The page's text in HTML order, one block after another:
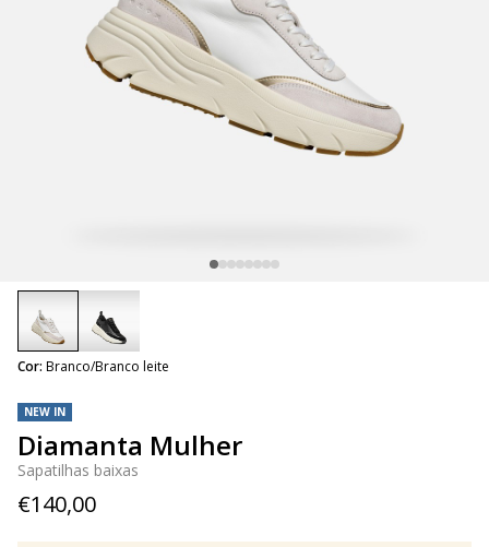
NEW IN
Diamanta Mulher
Sapatilhas baixas
€140,00
Cor: Branco/Branco leite
selected